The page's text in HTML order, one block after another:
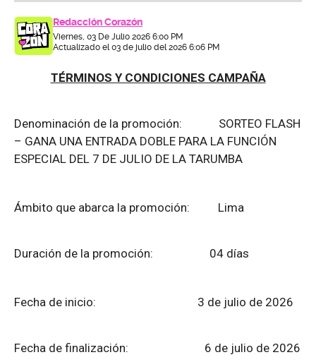
Redacción Corazón
Viernes, 03 De Julio 2026 6:00 PM
Actualizado el 03 de julio del 2026 6:06 PM
TÉRMINOS Y CONDICIONES CAMPAÑA
Denominación de la promoción: SORTEO FLASH
– GANA UNA ENTRADA DOBLE PARA LA FUNCIÓN
ESPECIAL DEL 7 DE JULIO DE LA TARUMBA
Ámbito que abarca la promoción: Lima
Duración de la promoción: 04 días
Fecha de inicio: 3 de julio de 2026
Fecha de finalización: 6 de julio de 2026